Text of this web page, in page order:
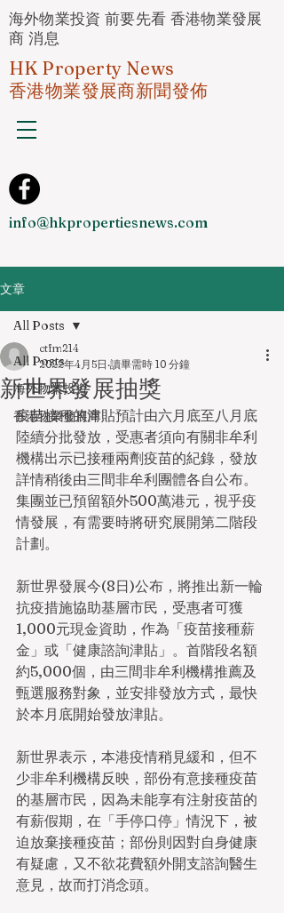
海外物業投資 前要先看 香港物業發展
商 消息
HK Property News
香港物業發展商新聞發佈
info@hkpropertiesnews.com
文章
All Posts
海外物業投資
香港物業發展商
All Posts
新世界發展抽獎
ctfm214
2022年4月5日 讀畢需時 10 分鐘
疫苗接種的津貼預計由六月底至八月底
陸續分批發放，受惠者須向有關非牟利
機構出示已接種兩劑疫苗的紀錄，發放
詳情稍後由三間非牟利團體各自公布。
集團並已預留額外500萬港元，視乎疫
情發展，有需要時將研究展開第二階段
計劃。
新世界發展今(8日)公布，將推出新一輪
抗疫措施協助基層市民，受惠者可獲
1,000元現金資助，作為「疫苗接種薪
金」或「健康諮詢津貼」。首階段名額
約5,000個，由三間非牟利機構推薦及
甄選服務對象，並安排發放方式，最快
於本月底開始發放津貼。
新世界表示，本港疫情稍見緩和，但不
少非牟利機構反映，部份有意接種疫苗
的基層市民，因為未能享有注射疫苗的
有薪假期，在「手停口停」情況下，被
迫放棄接種疫苗；部份則因對自身健康
有疑慮，又不欲花費額外開支諮詢醫生
意見，故而打消念頭。